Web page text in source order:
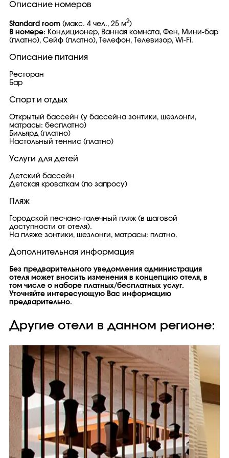
Описание номеров
Standard room (макс. 4 чел., 25 м2)
В номере: Кондиционер, Ванная комната, Фен, Мини-бар
(платно), Сейф (платно), Телефон, Телевизор, Wi-Fi.
Описание питания
Ресторан
Бар
Спорт и отдых
Открытый бассейн (у бассейна зонтики, шезлонги,
матрасы: бесплатно)
Бильярд (платно)
Настольный теннис (платно)
Услуги для детей
Детский бассейн
Детская кроваткам (по запросу)
Пляж
Городской песчано-галечный пляж (в шаговой
доступности от отеля).
На пляже зонтики, шезлонги, матрасы: платно.
Дополнительная информация
Без предварительного уведомления администрация
отеля может вносить изменения в концепцию отеля, в
том числе о наборе платных/бесплатных услуг.
Уточняйте интересующую Вас информацию
предварительно.
Другие отели в данном регионе: